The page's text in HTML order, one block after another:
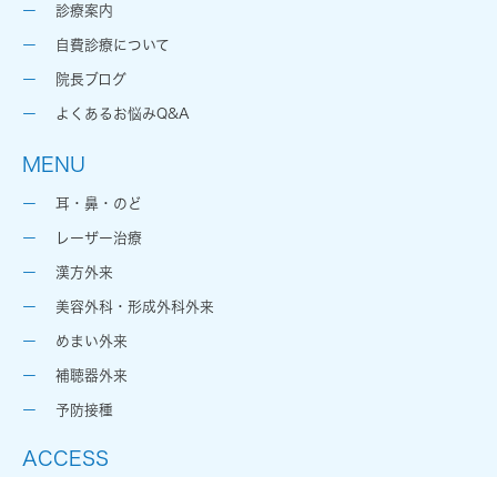
診療案内
自費診療について
院長ブログ
よくあるお悩みQ&A
MENU
耳・鼻・のど
レーザー治療
漢方外来
美容外科・形成外科外来
めまい外来
補聴器外来
予防接種
ACCESS